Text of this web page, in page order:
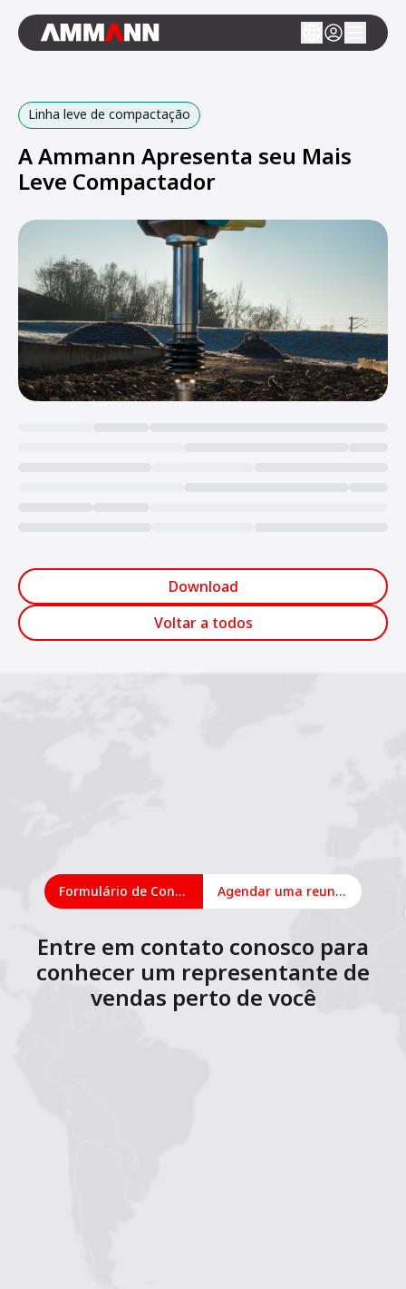
Linha leve de compactação
A Ammann Apresenta seu Mais
Leve Compactador
Download
Voltar a todos
Formulário de Contato Agendar uma reunião on-line
Entre em contato conosco para
conhecer um representante de
vendas perto de você